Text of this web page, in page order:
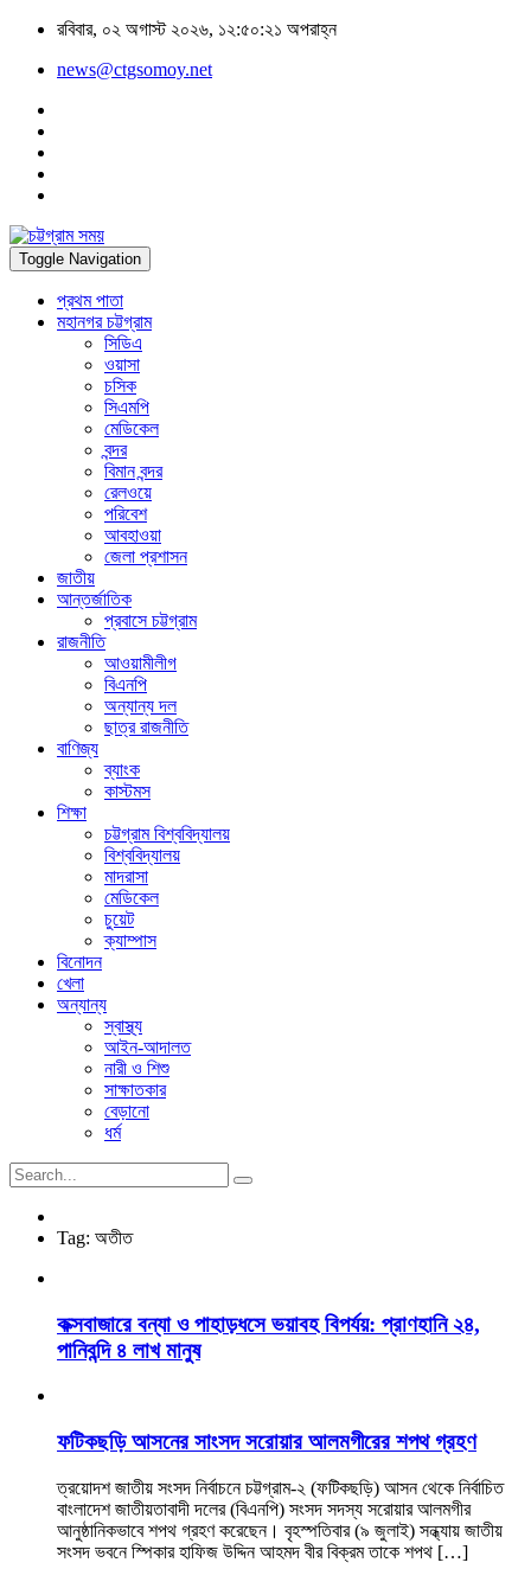
রবিবার, ০২ অগাস্ট ২০২৬, ১২:৫০:২১ অপরাহ্ন
news@ctgsomoy.net
Toggle Navigation
প্রথম পাতা
মহানগর চট্টগ্রাম
সিডিএ
ওয়াসা
চসিক
সিএমপি
মেডিকেল
বন্দর
বিমান বন্দর
রেলওয়ে
পরিবেশ
আবহাওয়া
জেলা প্রশাসন
জাতীয়
আন্তর্জাতিক
প্রবাসে চট্টগ্রাম
রাজনীতি
আওয়ামীলীগ
বিএনপি
অন্যান্য দল
ছাত্র রাজনীতি
বাণিজ্য
ব্যাংক
কাস্টমস
শিক্ষা
চট্টগ্রাম বিশ্ববিদ্যালয়
বিশ্ববিদ্যালয়
মাদরাসা
মেডিকেল
চুয়েট
ক্যাম্পাস
বিনোদন
খেলা
অন্যান্য
স্বাস্থ্য
আইন-আদালত
নারী ও শিশু
সাক্ষাতকার
বেড়ানো
ধর্ম
Tag: অতীত
কক্সবাজারে বন্যা ও পাহাড়ধসে ভয়াবহ বিপর্যয়: প্রাণহানি ২৪,
পানিবন্দি ৪ লাখ মানুষ
ফটিকছড়ি আসনের সাংসদ সরোয়ার আলমগীরের শপথ গ্রহণ
ত্রয়োদশ জাতীয় সংসদ নির্বাচনে চট্টগ্রাম-২ (ফটিকছড়ি) আসন থেকে নির্বাচিত
বাংলাদেশ জাতীয়তাবাদী দলের (বিএনপি) সংসদ সদস্য সরোয়ার আলমগীর
আনুষ্ঠানিকভাবে শপথ গ্রহণ করেছেন। বৃহস্পতিবার (৯ জুলাই) সন্ধ্যায় জাতীয়
সংসদ ভবনে স্পিকার হাফিজ উদ্দিন আহমদ বীর বিক্রম তাকে শপথ […]